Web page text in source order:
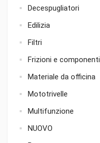
Decespugliatori
Edilizia
Filtri
Frizioni e componenti
Materiale da officina
Mototrivelle
Multifunzione
NUOVO